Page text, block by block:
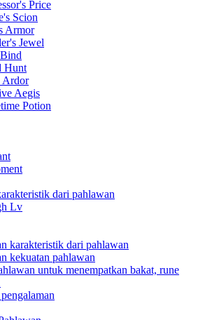
Price
Scion
Armor
Jewel
Hunt
Ardor
Aegis
Potion
dari pahlawan
Lv
karakteristik dari pahlawan
kekuatan pahlawan
untuk menempatkan bakat, rune